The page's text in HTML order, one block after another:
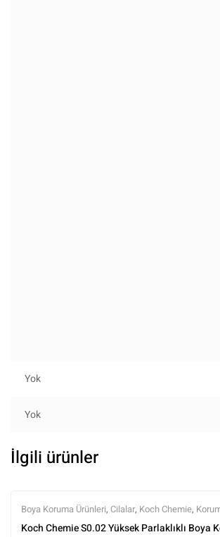
Yok
Yok
İlgili ürünler
Boya Koruma Ürünleri, Cilalar, Koch Chemie,
Markalar,Parlatma,Polisaj ve Parlatma,Showcar
Koch Chemie S0.02 Yüksek Parlaklıklı Boya